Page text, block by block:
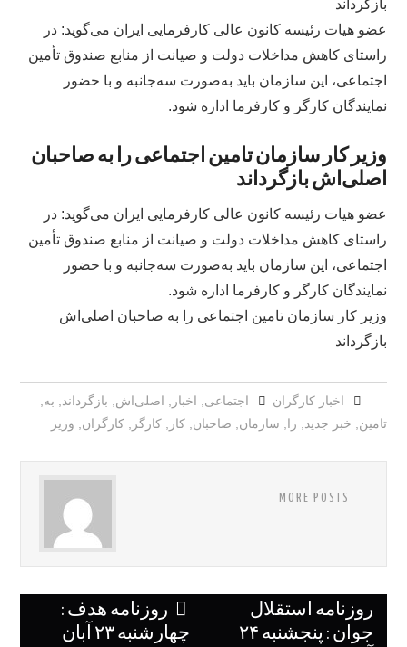
بازگرداند
عضو هیات رئیسه کانون عالی کارفرمایی ایران می‌گوید: در
راستای کاهش مداخلات دولت و صیانت از منابع صندوق تأمین
اجتماعی، این سازمان باید به‌صورت سه‌جانبه و با حضور
نمایندگان کارگر و کارفرما اداره شود.
وزیر کار سازمان تامین اجتماعی را به صاحبان
اصلی‌اش بازگرداند
عضو هیات رئیسه کانون عالی کارفرمایی ایران می‌گوید: در
راستای کاهش مداخلات دولت و صیانت از منابع صندوق تأمین
اجتماعی، این سازمان باید به‌صورت سه‌جانبه و با حضور
نمایندگان کارگر و کارفرما اداره شود.
وزیر کار سازمان تامین اجتماعی را به صاحبان اصلی‌اش
بازگرداند
اخبار کارگران اجتماعی اخبار اصلی‌اش بازگرداند به
تامین
خبر جدید را سازمان صاحبان ,کار ,کارگر ,کارگران وزیر
MORE POSTS
Post
navigation
روزنامه هدف :
چهارشنبه ۲۳ آبان
روزنامه استقلال
جوان : پنجشنبه ۲۴